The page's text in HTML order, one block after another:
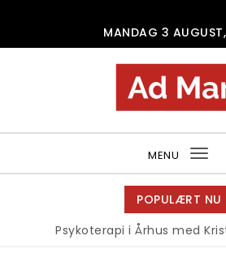
MANDAG 3
MENU
POPULÆRT NU
Psykoterapi i Århus med